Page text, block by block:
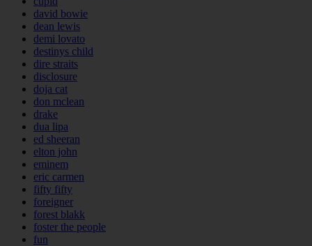
david bowie
dean lewis
demi lovato
destinys child
dire straits
disclosure
doja cat
don mclean
drake
dua lipa
ed sheeran
elton john
eminem
eric carmen
fifty fifty
foreigner
forest blakk
foster the people
fun